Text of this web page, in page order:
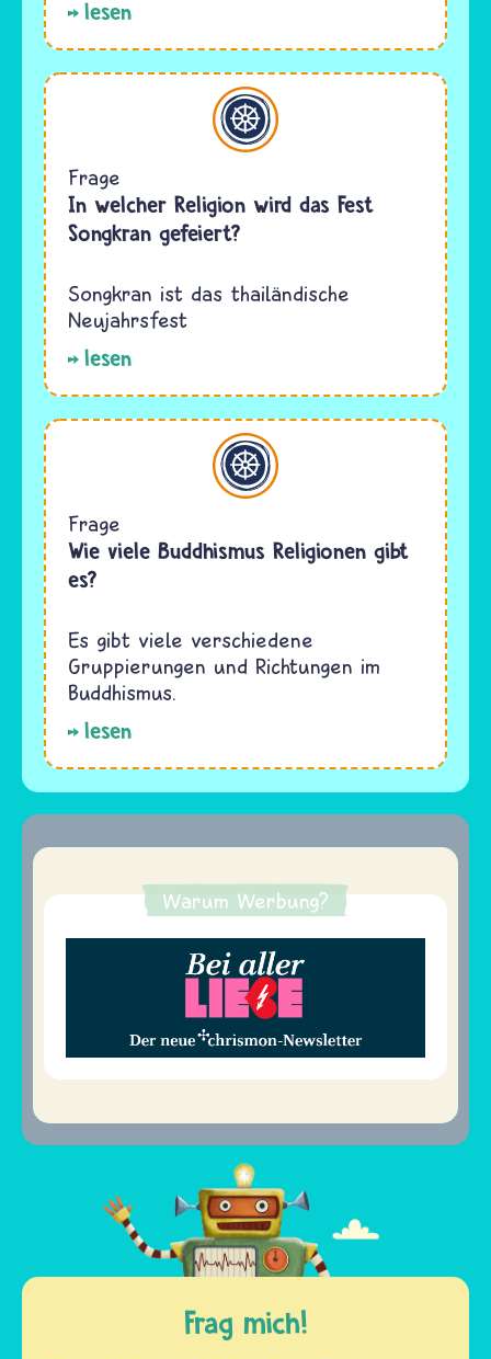
lesen
Buddhismus
Frage
In welcher Religion wird das Fest
Songkran gefeiert?
Songkran ist das thailändische
Neujahrsfest
lesen
Buddhismus
Frage
Wie viele Buddhismus Religionen gibt
es?
Es gibt viele verschiedene
Gruppierungen und Richtungen im
Buddhismus.
lesen
Warum Werbung?
Frag mich!